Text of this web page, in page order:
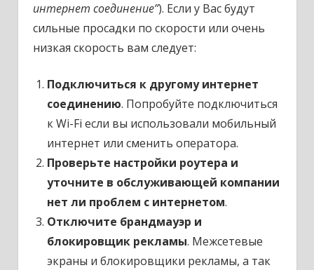
интернет соединение”). Если у Вас будут
сильные просадки по скорости или очень
низкая скорость вам следует:
Подключиться к другому интернет
соединению. Попробуйте подключиться
к Wi-Fi если вы использовали мобильный
интернет или сменить оператора.
Проверьте настройки роутера и
уточните в обслуживающей компании
нет ли проблем с интернетом.
Отключите брандмауэр и
блокировщик рекламы. Межсетевые
экраны и блокировщики рекламы, а так